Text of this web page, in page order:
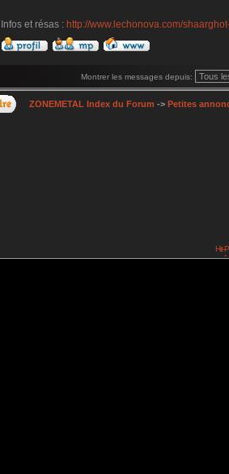
Infos et résas : http://www.lechonova.com/
Montrer les messages depuis:
ZONEMETAL Index du Forum -> Petites